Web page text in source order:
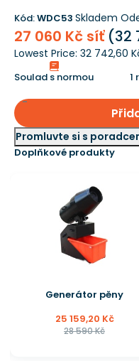
Kód:WDC53 Skladem
27 060 Kč síť (32
Lowest Price: 32 742,60
Soulad s normou 1
Promluvte si s
Doplňkové produkty
Generátor pěny
25 159,20 Kč
28 590 Kč